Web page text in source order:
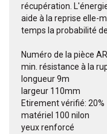
récupération.
aide à la reprise elle-
temps la probabilité
Numéro de la pièce
min. résistance à la
longueur 9m
largeur 110mm
Etirement vérifié: 20%
matériel 100 nilon
yeux renforcé